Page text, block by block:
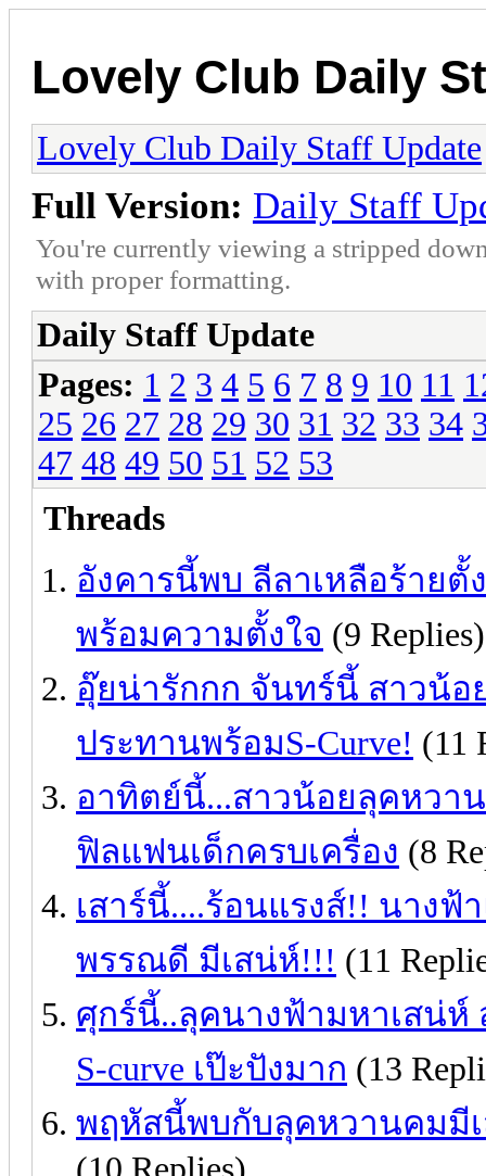
Lovely Club Daily
Lovely Club Daily Staff Update
Full Version: Daily Staff
You're currently viewing a stripped
with proper formatting.
Daily Staff Update
Pages: 1 2 3 4 5 6 7 8 9 10 11
25 26 27 28 29 30 31 32 33 34
47 48 49 50 51 52 53
Threads
อังคารนี้พบ ลีลาเหลือร้าย
พร้อมความตั้งใจ (9 Replies)
อุ๊ยน่ารักกก จันทร์นี้ สาวน้อ
ประทานพร้อมS-Curve! (11
อาทิตย์นี้...สาวน้อยลุคหวา
ฟิลแฟนเด็กครบเครื่อง (8
เสาร์นี้....ร้อนแรงส์!! นางฟ้
พรรณดี มีเสน่ห์!!! (11
ศุกร์นี้..ลุคนางฟ้ามหาเสน่ห์
S-curve เป๊ะปังมาก (13
พฤหัสนี้พบกับลุคหวานคมมี